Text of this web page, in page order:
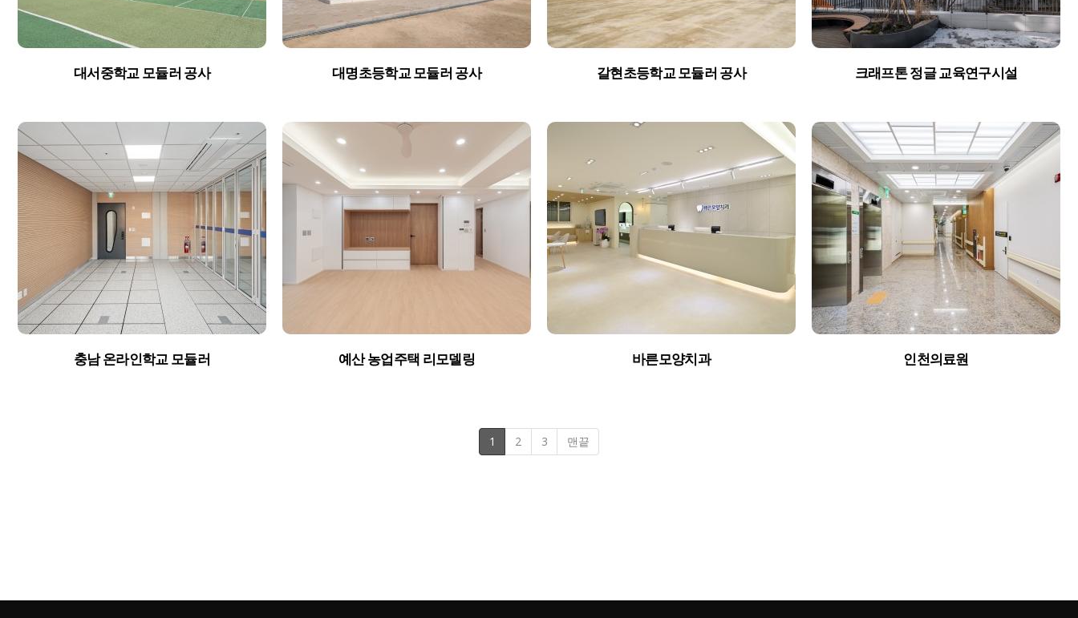
대서중학교 모듈러 공사 대명초등학교 모듈러 공사 갈현초등학교 모듈러 공사 크래프톤 정글 교육연구시설
충남 온라인학교 모듈러 예산 농업주택 리모델링 바른모양치과 인천의료원
1 2 3 맨끝